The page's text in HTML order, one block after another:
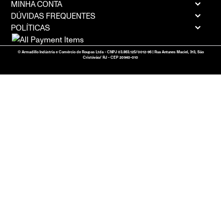
MINHA CONTA
DÚVIDAS FREQUENTES
POLÍTICAS
© Armadillo Indústria e Comércio de Roupas Ltda - CNPJ 03.863.125/0012-96 | Rua Antunes Maciel, 313, São
Cristóvão/ RJ - CEP 20940-010